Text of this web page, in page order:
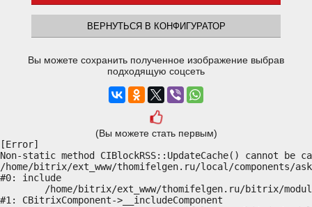
ВЕРНУТЬСЯ В КОНФИГУРАТОР
Вы можете сохранить полученное изображение выбрав
подходящую соцсеть
(Вы можете стать первым)
[Error]
Non-static method CIBlockRSS::UpdateCache() cannot
/home/bitrix/ext_www/thomifelgen.ru/local/components/
#0: include
#1: CBitrixComponent->__includeComponent